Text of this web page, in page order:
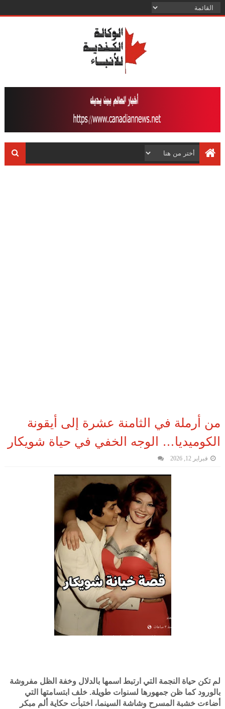
من أرملة في الثامنة عشرة إلى أيقونة
الكوميديا… الوجه الخفي في حياة شويكار
فبراير 12, 2026
لم تكن حياة النجمة التي ارتبط اسمها بالدلال وخفة الظل مفروشة
بالورود كما ظن جمهورها لسنوات طويلة. خلف ابتسامتها التي
أضاءت خشبة المسرح وشاشة السينما، اختبأت حكاية ألم مبكر